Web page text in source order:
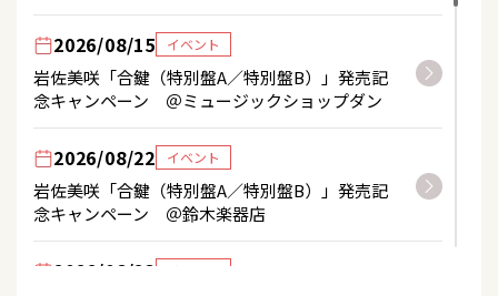
2026/08/15 イベント
岩佐美咲「合鍵（特別盤A／特別盤B）」発売記
念キャンペーン ＠ミュージックショップダン
2026/08/22 イベント
岩佐美咲「合鍵（特別盤A／特別盤B）」発売記
念キャンペーン ＠鈴木楽器店
2026/08/23 イベント